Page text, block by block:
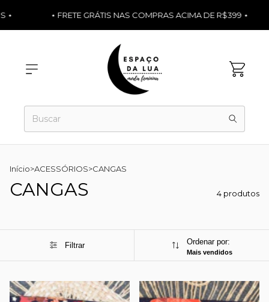
⋆ ⋆ FRETE GRÁTIS NAS COMPRAS ACIMA DE R$399 ⋆
Início>ACESSÓRIOS>CANGAS
CANGAS 4 produtos
Filtrar Ordenar por:
Mais vendidos